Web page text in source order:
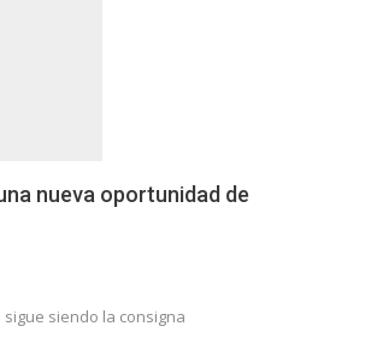
nueva oportunidad de
siendo la consigna